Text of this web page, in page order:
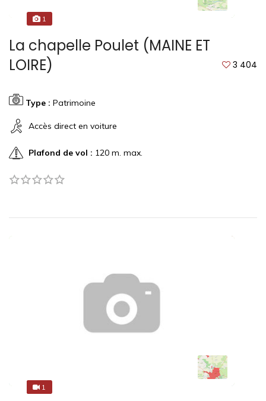
1
La chapelle Poulet (MAINE ET
LOIRE)
3 404
Type : Patrimoine
Accès direct en voiture
Plafond de vol : 120 m. max.
1
1